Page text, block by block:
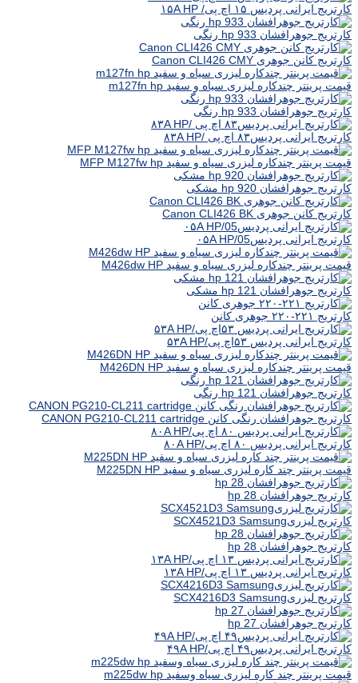
کارتریج ایرانی پردیس ۱۵ اچ پی/ ۱۵A HP
کارتریج جوهرافشان hp 933 رنگی
کارتریج کانن جوهری Canon CLI426 CMY
قیمت پرینتر چندکاره لیزری سیاه و سفید m127fn hp
کارتریج جوهرافشان hp 933 رنگی
کارتریج ایرانی پردیس۸۳ اچ پی /۸۳A HP
قیمت پرینتر چندکاره لیزری سیاه و سفید MFP M127fw hp
کارتریج جوهرافشان hp 920 مشکی
کارتریج کانن جوهری Canon CLI426 BK
کارتریج ایرانی پردیس۰۵A HP/05
قیمت پرینتر چندکاره لیزری سیاه و سفید M426dw HP
کارتریج جوهرافشان hp 121 مشکی
کارتریج ۲۲۱-۲۲۰ جوهری کانن
کارتریج ایرانی پردیس ۵۳اچ پی/۵۳A HP
قیمت پرینتر چندکاره لیزری سیاه و سفید M426DN HP
کارتریج جوهرافشان hp 121 رنگی
کارتریج جوهرافشان رنگی کانن CANON PG210-CL211 cartridge
کارتریج ایرانی پردیس ۸۰ اچ پی/۸۰A HP
قیمت پرینتر چند کاره لیزری سیاه و سفید M225DN HP
کارتریج جوهرافشان hp 28
کارتریج لیزریSCX4521D3 Samsung
کارتریج جوهرافشان hp 28
کارتریج ایرانی پردیس ۱۳ اچ پی/۱۳A HP
کارتریج لیزریSCX4216D3 Samsung
کارتریج جوهرافشان hp 27
کارتریج ایرانی پردیس۴۹ اچ پی/۴۹A HP
قیمت پرینتر چند کاره لیزری سیاه وسفید m225dw hp